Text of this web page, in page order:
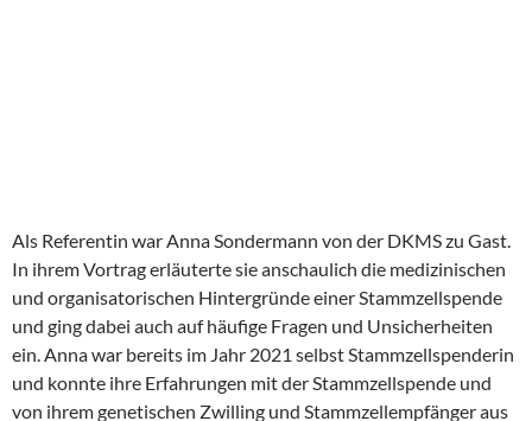
Als Referentin war Anna Sondermann von der DKMS zu Gast.
In ihrem Vortrag erläuterte sie anschaulich die medizinischen
und organisatorischen Hintergründe einer Stammzellspende
und ging dabei auch auf häufige Fragen und Unsicherheiten
ein. Anna war bereits im Jahr 2021 selbst Stammzellspenderin
und konnte ihre Erfahrungen mit der Stammzellspende und
von ihrem genetischen Zwilling und Stammzellempfänger aus